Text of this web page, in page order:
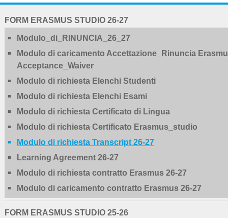
EXTENDED
FORM ERASMUS STUDIO 26-27
Modulo_di_RINUNCIA_26_27
Modulo di caricamento Accettazione_Rinuncia
Acceptance_Waiver
Modulo di richiesta Elenchi Studenti
Modulo di richiesta Elenchi Esami
Modulo di richiesta Certificato di Lingua
Modulo di richiesta Certificato Erasmus_studio
Modulo di richiesta Transcript 26-27
Learning Agreement 26-27
Modulo di richiesta contratto Erasmus 26-27
Modulo di caricamento contratto Erasmus 26-27
FORM ERASMUS STUDIO 25-26